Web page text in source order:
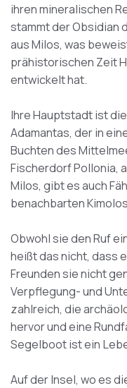
ihren mineralischen
stammt der Obsidian
aus Milos, was
prähistorischen Zeit
entwickelt hat.
Ihre Hauptstadt ist
Adamantas, der in
Buchten des
Fischerdorf Pollonia,
Milos, gibt es auch
benachbarten
Obwohl sie den Ruf
heißt das nicht, dass
Freunden sie nicht
Verpflegung- und
zahlreich, die
hervor und eine
Segelboot ist ein
Auf der Insel, wo es